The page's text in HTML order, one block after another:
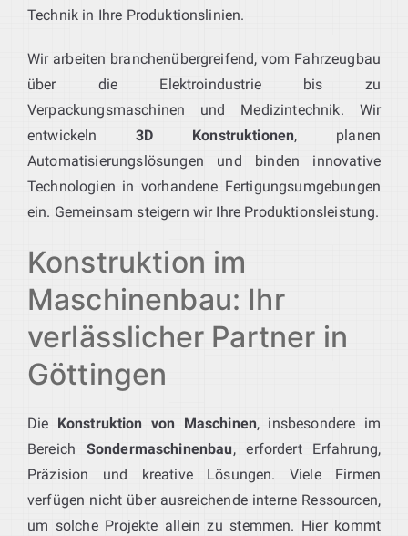
Technik in Ihre Produktionslinien.
Wir arbeiten branchenübergreifend, vom Fahrzeugbau
über die Elektroindustrie bis zu
Verpackungsmaschinen und Medizintechnik. Wir
entwickeln3D Konstruktionen, planen
Automatisierungslösungen und binden innovative
Technologien in vorhandene Fertigungsumgebungen
ein. Gemeinsam steigern wir Ihre Produktionsleistung.
Konstruktion im
Maschinenbau: Ihr
verlässlicher Partner in
Göttingen
Die Konstruktion von Maschinen, insbesondere im
Bereich Sondermaschinenbau, erfordert Erfahrung,
Präzision und kreative Lösungen. Viele Firmen
verfügen nicht über ausreichende interne Ressourcen,
um solche Projekte allein zu stemmen. Hier kommt